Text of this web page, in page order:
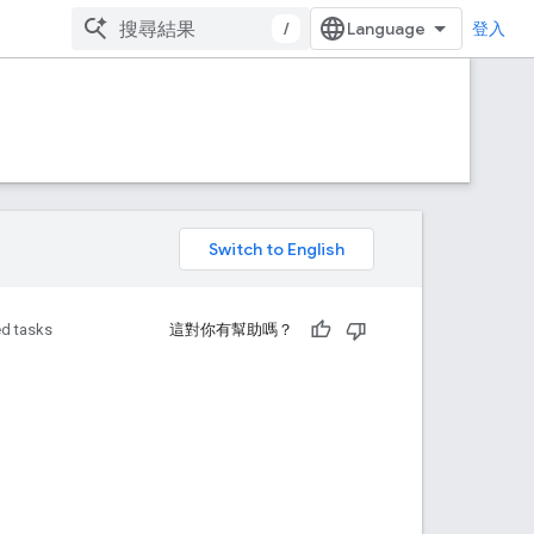
/ 登入
tasks 這對你有幫助嗎？